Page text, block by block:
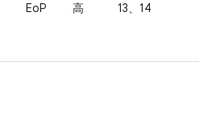
EoP 高 13、14